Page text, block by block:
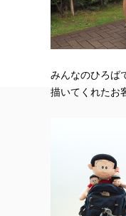
みんなのひろば
描いてくれたお